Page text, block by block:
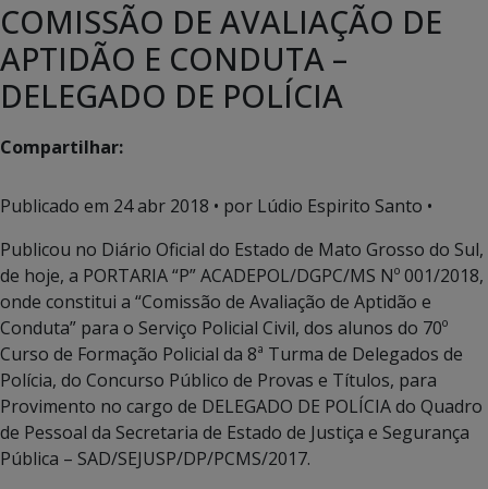
COMISSÃO DE AVALIAÇÃO DE
APTIDÃO E CONDUTA –
DELEGADO DE POLÍCIA
Compartilhar:
Publicado em 24 abr 2018 • por Lúdio Espirito Santo •
Publicou no Diário Oficial do Estado de Mato Grosso do Sul,
de hoje, a PORTARIA “P” ACADEPOL/DGPC/MS Nº 001/2018,
onde constitui a “Comissão de Avaliação de Aptidão e
Conduta” para o Serviço Policial Civil, dos alunos do 70º
Curso de Formação Policial da 8ª Turma de Delegados de
Polícia, do Concurso Público de Provas e Títulos, para
Provimento no cargo de DELEGADO DE POLÍCIA do Quadro
de Pessoal da Secretaria de Estado de Justiça e Segurança
Pública – SAD/SEJUSP/DP/PCMS/2017.